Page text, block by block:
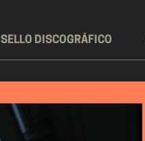
SELLO DISCOGRÁFICO